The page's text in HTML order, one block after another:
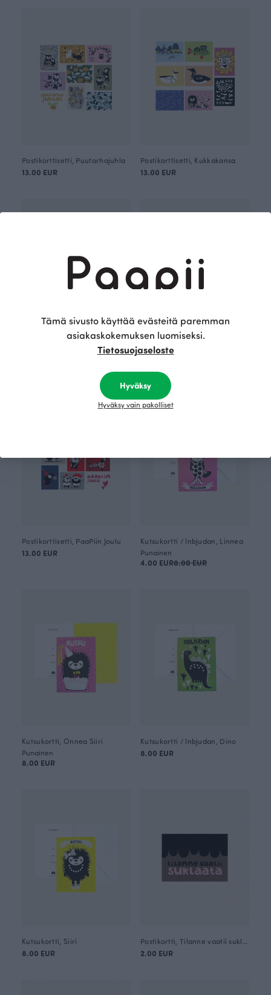
Postikorttisetti, Puutarhajuhla
13.00 EUR
Postikorttisetti, Kukkakansa
13.00 EUR
Postikorttisetti Kukkapaikka 6 kpl
Postikorttisetti, PaaPiin Joulu
13.00 EUR
Kutsukortti / Inbjudan, Linnea
Punainen
4.00 EUR8.00 EUR
Kutsukortti, Onnea Siiri
Punainen
8.00 EUR
Kutsukortti / Inbjudan, Dino
8.00 EUR
Kutsukortti, Siiri
8.00 EUR 2.00 EUR
Tämä sivusto käyttää evästeitä paremman
asiakaskokemuksen luomiseksi.
Tietosuojaseloste
Hyväksy
Hyväksy vain pakolliset